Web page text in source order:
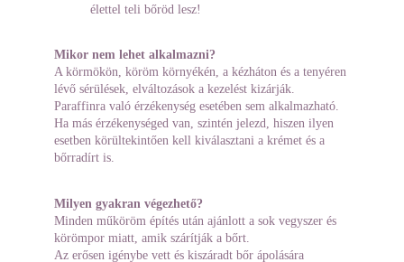
élettel teli bőröd lesz!
Mikor nem lehet alkalmazni?
A körmökön, köröm környékén, a kézháton és a tenyéren
lévő sérülések, elváltozások a kezelést kizárják.
Paraffinra való érzékenység esetében sem alkalmazható.
Ha más érzékenységed van, szintén jelezd, hiszen ilyen
esetben körültekintően kell kiválasztani a krémet és a
bőrradírt is.
Milyen gyakran végezhető?
Minden műköröm építés után ajánlott a sok vegyszer és
körömpor miatt, amik szárítják a bőrt.
Az erősen igénybe vett és kiszáradt bőr ápolására